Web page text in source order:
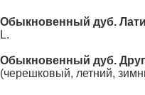
Обыкновенный дуб.
L.
Обыкновенный дуб.
(черешковый, летний,